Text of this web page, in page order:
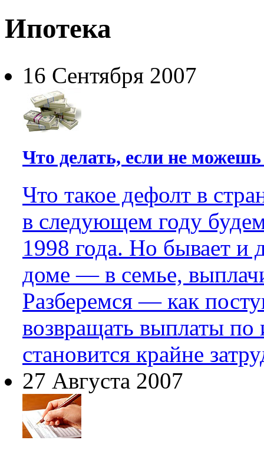
Ипотека
16 Сентября 2007
Что делать, если не
Что такое дефолт в
в следующем году
1998 года. Но бывает и
доме — в семье,
Разберемся — как
возвращать выплаты по
становится крайне
27 Августа 2007